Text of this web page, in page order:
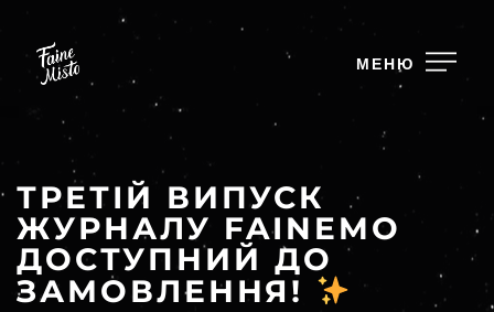
МЕНЮ
ТРЕТІЙ ВИПУСК
ЖУРНАЛУ FAINEMO
ДОСТУПНИЙ ДО
ЗАМОВЛЕННЯ!